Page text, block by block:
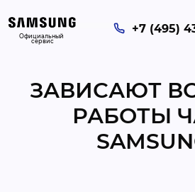
Официальный
сервис
+7 (495)
ЗАВИСАЮТ
РАБОТЫ